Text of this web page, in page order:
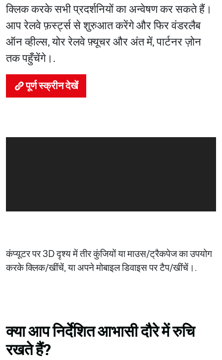
क्लिक करके सभी प्रदर्शनियों का अन्वेषण कर सकते हैं।
आप रेलवे फ़र्स्ट्स से शुरुआत करेंगे और फिर वंडरलैब
ऑन व्हील्स, योर रेलवे फ़्यूचर और अंत में, पार्टनर ज़ोन
तक पहुँचेंगे।.
पूर्ण स्क्रीन देखें
कंप्यूटर पर 3D दृश्य में तीर कुंजियों या माउस/ट्रैकपेज का उपयोग
करके क्लिक/खींचें, या अपने मोबाइल डिवाइस पर टैप/खींचें।.
क्या आप निर्देशित आभासी दौरे में रुचि
रखते हैं?